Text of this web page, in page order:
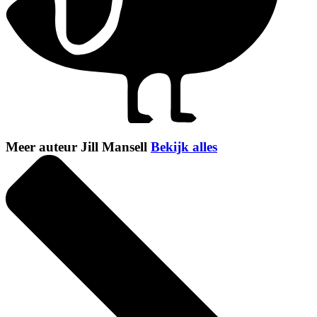
Meer auteur Jill Mansell Bekijk alles